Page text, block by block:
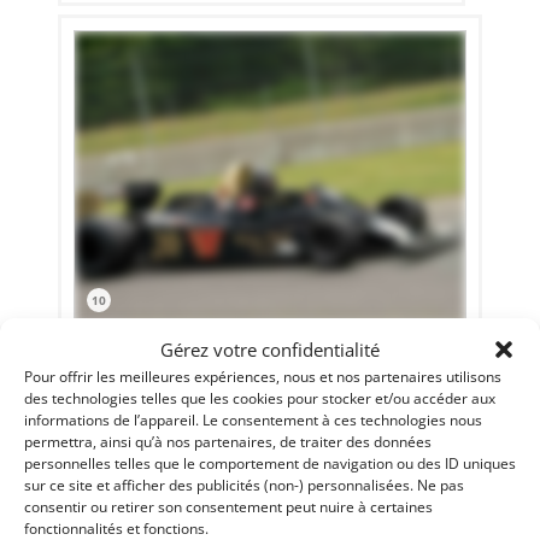
Gérez votre confidentialité
Pour offrir les meilleures expériences, nous et nos partenaires utilisons
des technologies telles que les cookies pour stocker et/ou accéder aux
informations de l’appareil. Le consentement à ces technologies nous
permettra, ainsi qu’à nos partenaires, de traiter des données
personnelles telles que le comportement de navigation ou des ID uniques
sur ce site et afficher des publicités (non-) personnalisées. Ne pas
consentir ou retirer son consentement peut nuire à certaines
fonctionnalités et fonctions.
10
WOLF WR6 1978 (1978)[VENDU]
SCHOTEN (BELGIQUE)
15 mars 2022
1 196 vues
Vends F1 Wolf WR6 de 1978.100% Race ready : Nouveau DFV
longue course zéro kilomètre (DFV # 086)nouveau réservoir,
nouveau crack tests, nouveau système d'extinction
d'incendie. Tout est à jour. HTP valable jusqu'en décembre
2024. Front runer en Masters Historic F1 ainsi que le
prochain Monaco...